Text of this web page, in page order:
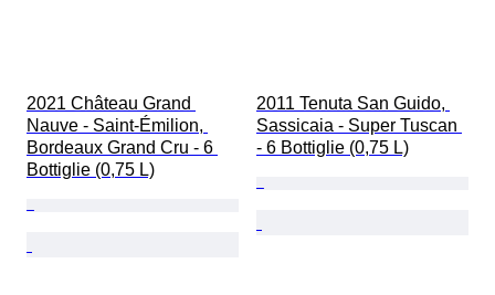
2021 Château Grand
Nauve - Saint-Émilion,
Bordeaux Grand Cru - 6
Bottiglie (0,75 L)
2011 Tenuta San Guido,
Sassicaia - Super Tuscan
- 6 Bottiglie (0,75 L)